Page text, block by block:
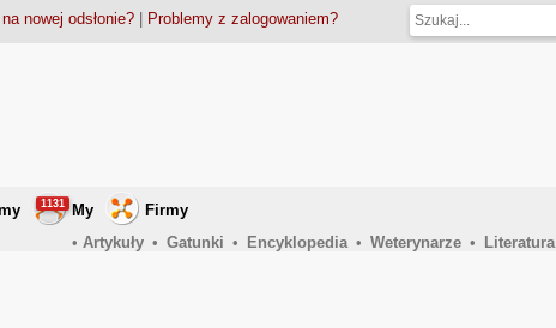
nowej odsłonie?| Problemy z zalogowaniem?
My
1131
Firmy
• Artykuły • Gatunki • Encyklopedia • Weterynarze • Literatura